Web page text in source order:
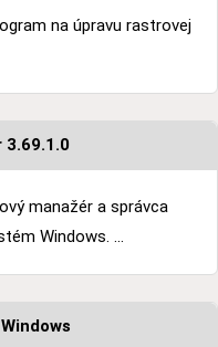
na úpravu rastrovej
3.69.1.0
manažér a správca
Windows. ...